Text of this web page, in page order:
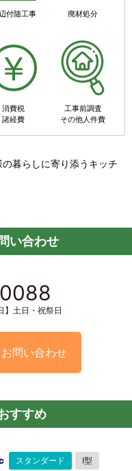
付随工事 廃材処分
消費税
諸経費
工事前調査
その他人件費
暮らしに寄り添うキッチ
い合わせ
】土日・祝祭日
問い合わせ
すすめ
スタンダード I型